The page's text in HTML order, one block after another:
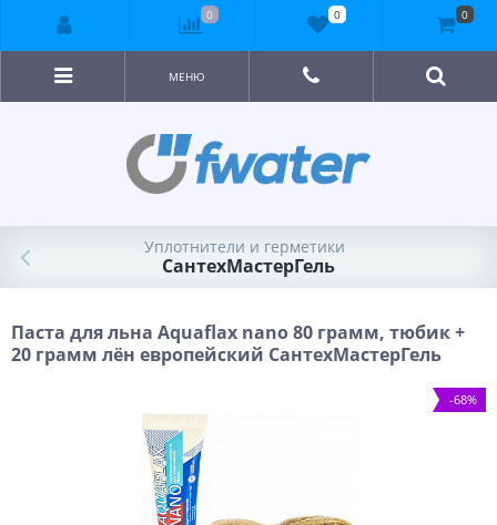
МЕНЮ
Уплотнители и герметики
СантехМастерГель
Паста для льна Aquaflax nano 80 грамм, тюбик +
20 грамм лён европейский СантехМастерГель
-68%
0 0 0